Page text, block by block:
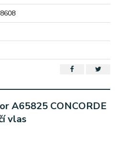
A65825 CONCORDE
vlas